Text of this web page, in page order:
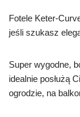
Fotele Keter-
jeśli szukasz
Super wygodne,
idealnie posłużą
ogrodzie, na